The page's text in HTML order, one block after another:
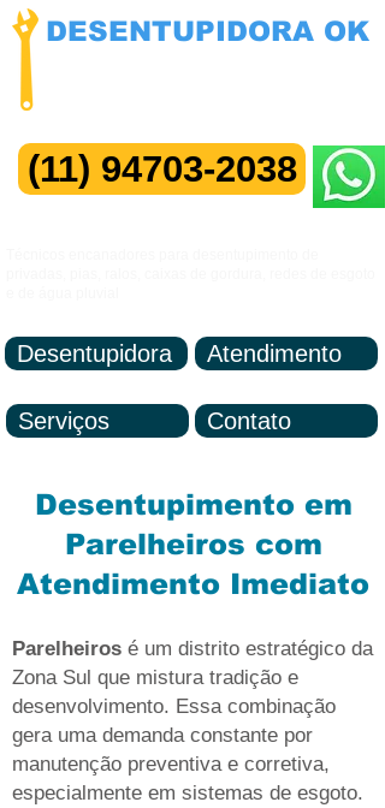
DESENTUPIDORA OK
(11) 94703-2038
Desentupidora Atendimento
Serviços Contato
Desentupimento em
Parelheiros com
Atendimento Imediato
Parelheiros é um distrito estratégico da
Zona Sul que mistura tradição e
desenvolvimento. Essa combinação
gera uma demanda constante por
manutenção preventiva e corretiva,
especialmente em sistemas de esgoto.